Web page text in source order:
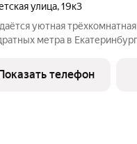
улица,19к3
уютная
метра в
предложение для
жилья.
телефон